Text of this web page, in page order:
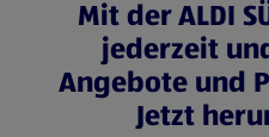
Mit der ALDI
jederzeit
Angebote und
Jetzt